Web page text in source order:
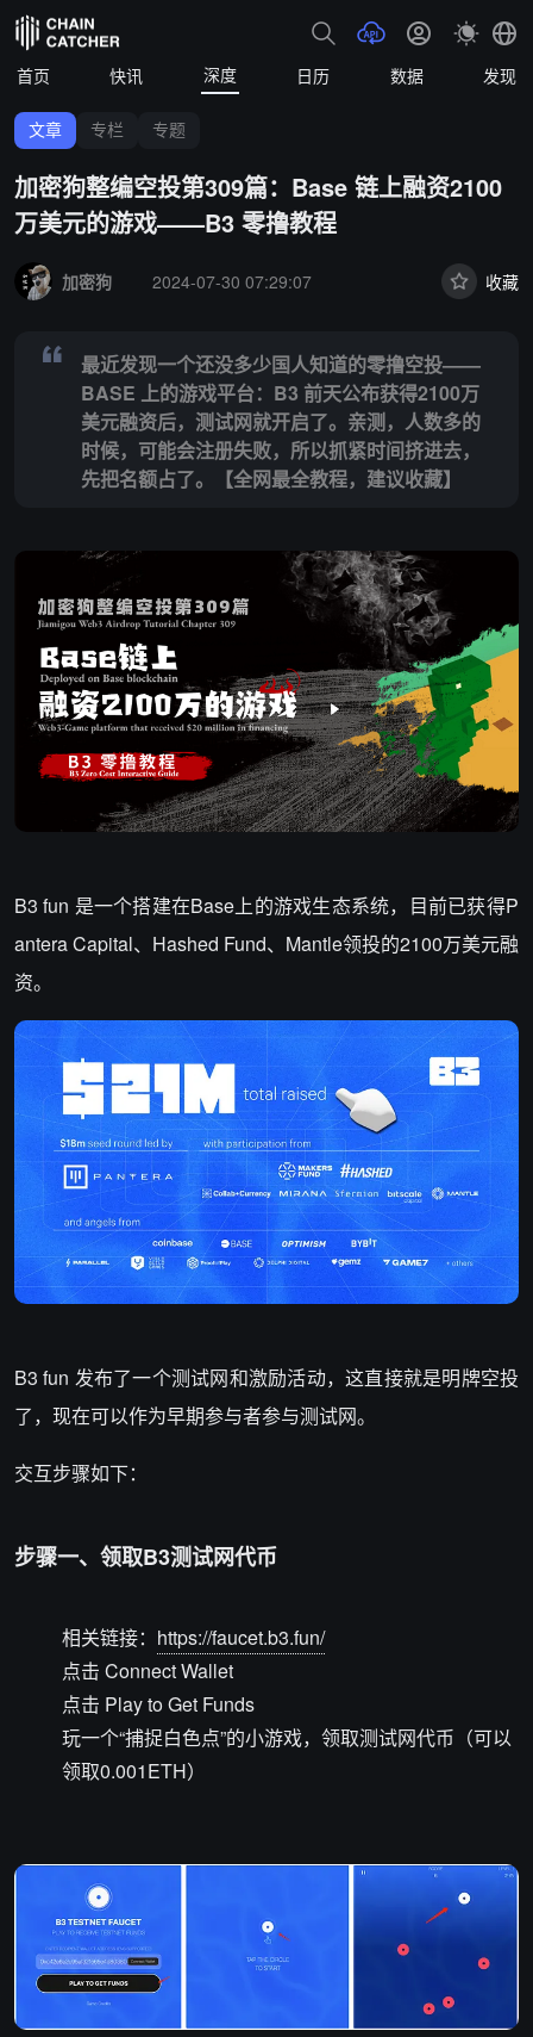
首页 快讯 深度 日历 数据 发现
文章 专栏 专题
加密狗整编空投第309篇：Base 链上融资2100
万美元的游戏——B3 零撸教程
加密狗
2024-07-30 07:29:07 收藏
最近发现一个还没多少国人知道的零撸空投——
BASE 上的游戏平台：B3 前天公布获得2100万
美元融资后，测试网就开启了。亲测，人数多的
时候，可能会注册失败，所以抓紧时间挤进去，
先把名额占了。【全网最全教程，建议收藏】
B3 fun 是一个搭建在Base上的游戏生态系统，目前已获得P
antera Capital、Hashed Fund、Mantle领投的2100万美元融
资。
B3 fun 发布了一个测试网和激励活动，这直接就是明牌空投
了，现在可以作为早期参与者参与测试网。
交互步骤如下：
步骤一、领取B3测试网代币
相关链接： https://faucet.b3.fun/
点击 Connect Wallet
点击 Play to Get Funds
玩一个“捕捉白色点”的小游戏，领取测试网代币（可以
领取0.001ETH）